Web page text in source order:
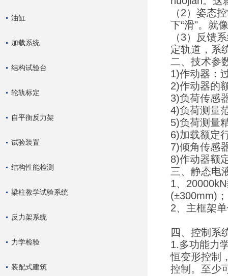
油缸
加载系统
结构试验台
轮轨标定
自平衡反力架
试验装置
结构性能检测
梁柱教学试验系统
反力架系统
力学检验
装配式建筑
（2）姿态
下“滑"。就
（3）反馈
定轨道，系
二、技术参
1)作动器：
2)作动器的
3)负荷传感
4)负荷测量
5)负荷测量
6)加载额定
7)倾角传感
8)作动器额
三、静态电
1、
(±300mm)
2、主框架
四、控制系
1.多功能力
恒变形控制
控制。至少